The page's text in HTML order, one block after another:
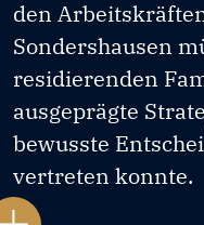
den
Sondershausen
residierenden
ausgeprägte
bewusste
vertreten konnte.